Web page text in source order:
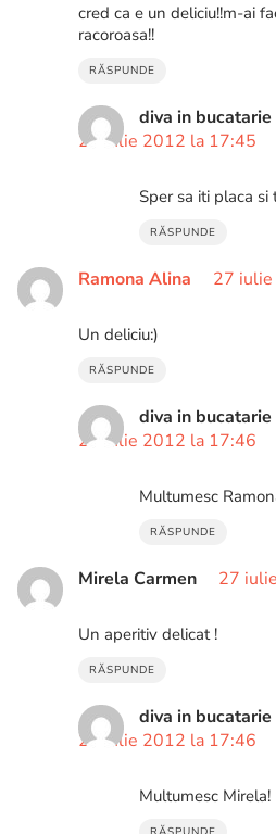
cred ca e un deliciu!!m-ai
racoroasa!!
RĂSPUNDE
diva in bucatarie
29 iulie 2012 la 17:45
Sper sa iti placa si
RĂSPUNDE
Ramona Alina 27
Un deliciu:)
RĂSPUNDE
diva in bucatarie
29 iulie 2012 la 17:46
Multumesc
RĂSPUNDE
Mirela Carmen 27
Un aperitiv delicat !
RĂSPUNDE
diva in bucatarie
29 iulie 2012 la 17:46
Multumesc Mirela!